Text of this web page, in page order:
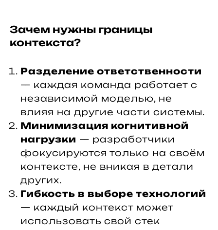
Зачем нужны границы
контекста?
Разделение ответственности
— каждая команда работает с
независимой моделью, не
влияя на другие части системы.
Минимизация когнитивной
нагрузки — разработчики
фокусируются только на своём
контексте, не вникая в детали
других.
Гибкость в выборе технологий
— каждый контекст может
использовать свой стек